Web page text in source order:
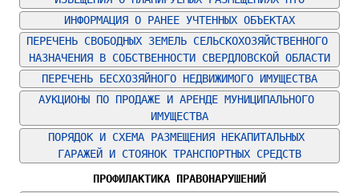
ИНФОРМАЦИЯ О РАНЕЕ УЧТЕННЫХ ОБЪЕКТАХ
ПЕРЕЧЕНЬ СВОБОДНЫХ ЗЕМЕЛЬ СЕЛЬСКОХОЗЯЙСТВЕННОГО
НАЗНАЧЕНИЯ В СОБСТВЕННОСТИ СВЕРДЛОВСКОЙ ОБЛАСТИ
ПЕРЕЧЕНЬ БЕСХОЗЯЙНОГО НЕДВИЖИМОГО ИМУЩЕСТВА
АУКЦИОНЫ ПО ПРОДАЖЕ И АРЕНДЕ МУНИЦИПАЛЬНОГО
ИМУЩЕСТВА
ПОРЯДОК И СХЕМА РАЗМЕЩЕНИЯ НЕКАПИТАЛЬНЫХ
ГАРАЖЕЙ И СТОЯНОК ТРАНСПОРТНЫХ СРЕДСТВ
ПРОФИЛАКТИКА ПРАВОНАРУШЕНИЙ